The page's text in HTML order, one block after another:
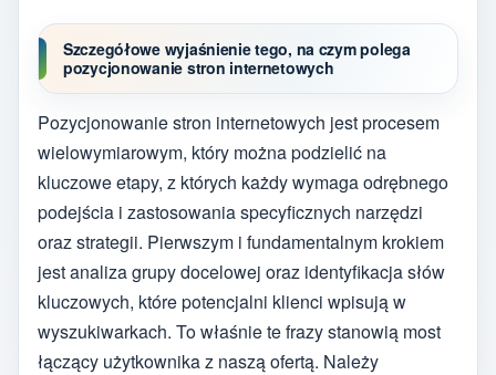
Szczegółowe wyjaśnienie tego, na czym polega
pozycjonowanie stron internetowych
Pozycjonowanie stron internetowych jest procesem
wielowymiarowym, który można podzielić na
kluczowe etapy, z których każdy wymaga odrębnego
podejścia i zastosowania specyficznych narzędzi
oraz strategii. Pierwszym i fundamentalnym krokiem
jest analiza grupy docelowej oraz identyfikacja słów
kluczowych, które potencjalni klienci wpisują w
wyszukiwarkach. To właśnie te frazy stanowią most
łączący użytkownika z naszą ofertą. Należy